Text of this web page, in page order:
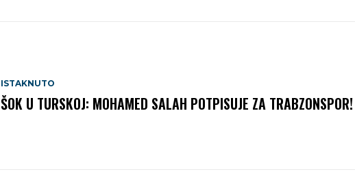
ISTAKNUTO
ŠOK U TURSKOJ: MOHAMED SALAH POTPISUJE ZA TRABZONSPOR!